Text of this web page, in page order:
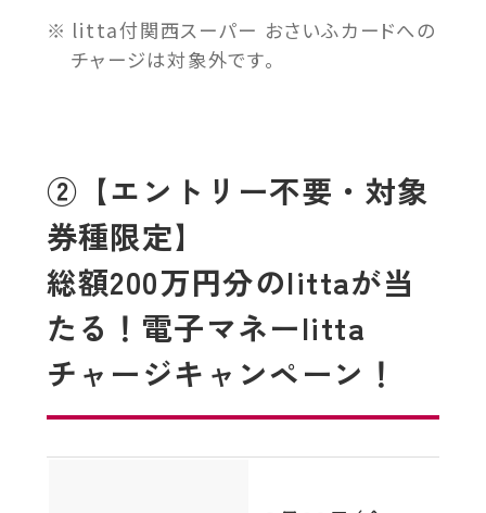
litta付関西スーパー おさいふカードへの
チャージは対象外です。
②【エントリー不要・対象
券種限定】
総額200万円分のlittaが当
たる！電子マネーlitta
チャージキャンペーン！